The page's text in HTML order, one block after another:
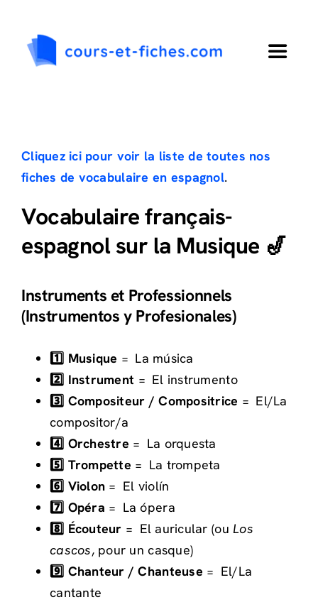
contenu
Toggle
Primaire
Lycée
Langues
Cliquez ici pour voir la liste de toutes nos
fiches de vocabulaire en espagnol.
Vocabulaire français-
espagnol sur la Musique 🎷
Instruments et Professionnels
(Instrumentos y Profesionales)
1️⃣ Musique = La música
2️⃣ Instrument = El instrumento
3️⃣ Compositeur / Compositrice = El/La
compositor/a
4️⃣ Orchestre = La orquesta
5️⃣ Trompette = La trompeta
6️⃣ Violon = El violín
7️⃣ Opéra = La ópera
8️⃣ Écouteur = El auricular (ouLos
cascos, pour un casque)
9️⃣ Chanteur / Chanteuse = El/La
cantante